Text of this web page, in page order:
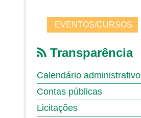
EVENTOS/CURSOS
Transparência
Calendário administrativo
Contas públicas
Licitações